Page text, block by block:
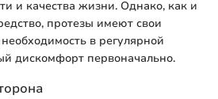
и качества жизни. Однако, как и
протезы имеют свои
в регулярной
дискомфорт первоначально.